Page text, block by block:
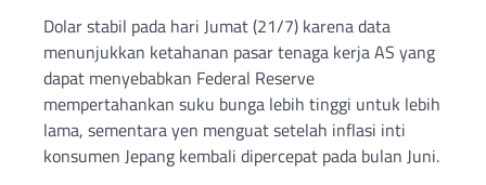
Dolar stabil pada hari Jumat (21/7) karena data
menunjukkan ketahanan pasar tenaga kerja AS yang
dapat menyebabkan Federal Reserve
mempertahankan suku bunga lebih tinggi untuk lebih
lama, sementara yen menguat setelah inflasi inti
konsumen Jepang kembali dipercepat pada bulan Juni.